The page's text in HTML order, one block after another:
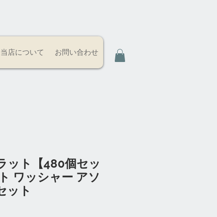
当店について お問い合わせ
ット【480個セッ
ワッシャー アソ
ット